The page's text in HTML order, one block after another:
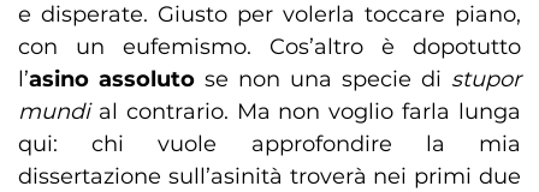
e disperate. Giusto per volerla toccare piano,
con un eufemismo. Cos’altro è dopotutto
l’asino assoluto se non una specie di stupor
mundial contrario. Ma non voglio farla lunga
qui: chi vuole approfondire la mia
dissertazione sull’asinità troverà nei primi due